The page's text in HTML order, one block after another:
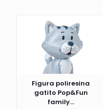
Figura poliresina
gatito Pop&Fun
family...